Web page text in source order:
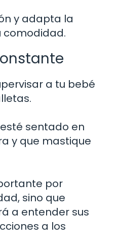
y adapta la
comodidad.
a tu bebé
sentado en
y que mastique
por
sino que
a entender sus
a los